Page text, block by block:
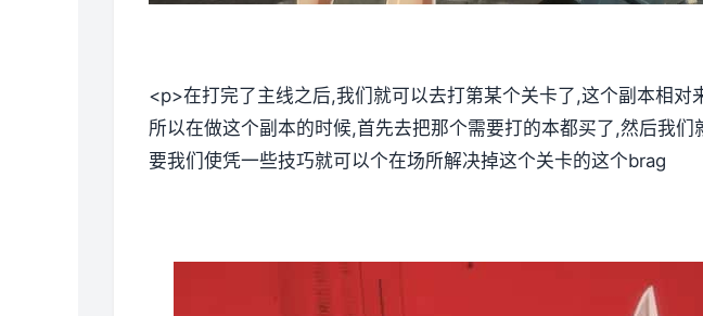
<p>在打完了主线之后,我们就可以去打第某个关卡了,这个副本相
所以在做这个副本的时候,首先去把那个需要打的本都买了,然后我
要我们使凭一些技巧就可以个在场所解决掉这个关卡的这个brag